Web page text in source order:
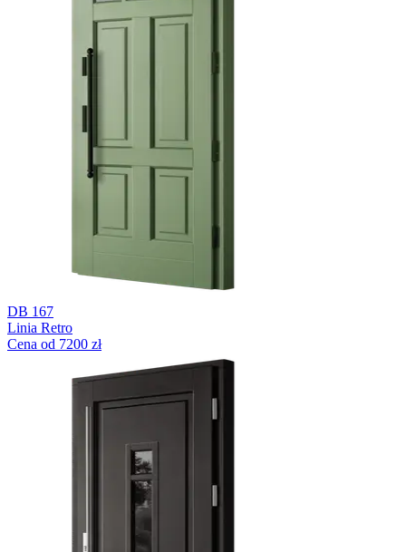
DB 167
Linia Retro
Cena od 7200 zł